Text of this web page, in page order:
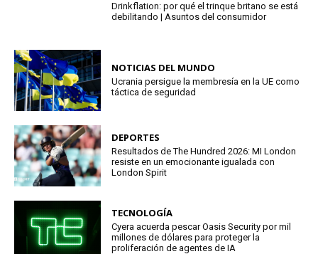
Drinkflation: por qué el trinque britano se está
debilitando | Asuntos del consumidor
NOTICIAS DEL MUNDO
Ucrania persigue la membresía en la UE como
táctica de seguridad
DEPORTES
Resultados de The Hundred 2026: MI London
resiste en un emocionante igualada con
London Spirit
TECNOLOGÍA
Cyera acuerda pescar Oasis Security por mil
millones de dólares para proteger la
proliferación de agentes de IA